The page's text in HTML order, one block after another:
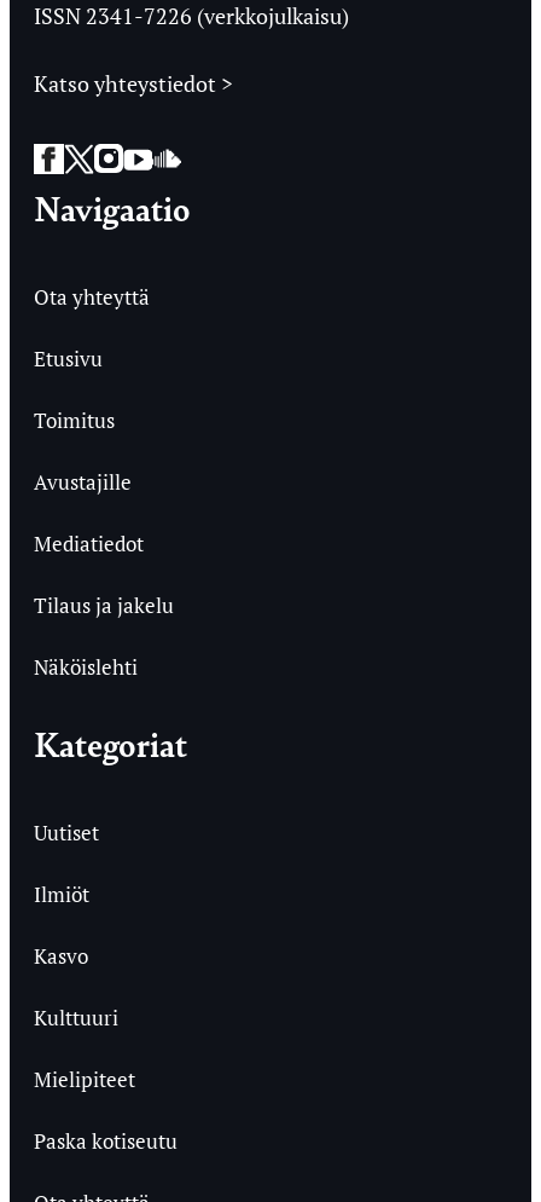
ISSN 2341-7226 (verkkojulkaisu)
Katso yhteystiedot >
Facebook
Twitter
Instagram
YouTube
SoundCloud
Navigaatio
Ota yhteyttä
Etusivu
Toimitus
Avustajille
Mediatiedot
Tilaus ja jakelu
Näköislehti
Kategoriat
Uutiset
Ilmiöt
Kasvo
Kulttuuri
Mielipiteet
Paska kotiseutu